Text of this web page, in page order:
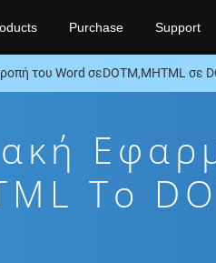
Purchase Support
του Word σεDOTM,MHTML σε
To